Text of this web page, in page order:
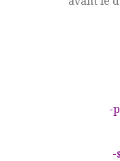
-
-